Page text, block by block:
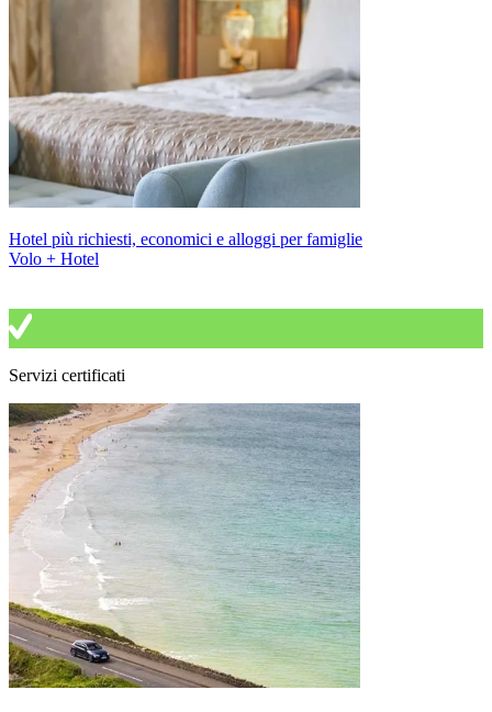
Hotel più richiesti, economici e alloggi per famiglie
Volo + Hotel
Servizi certificati